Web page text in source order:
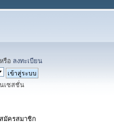
หรือ ลงทะเบียน
นเซสชั่น
สมัครสมาชิก